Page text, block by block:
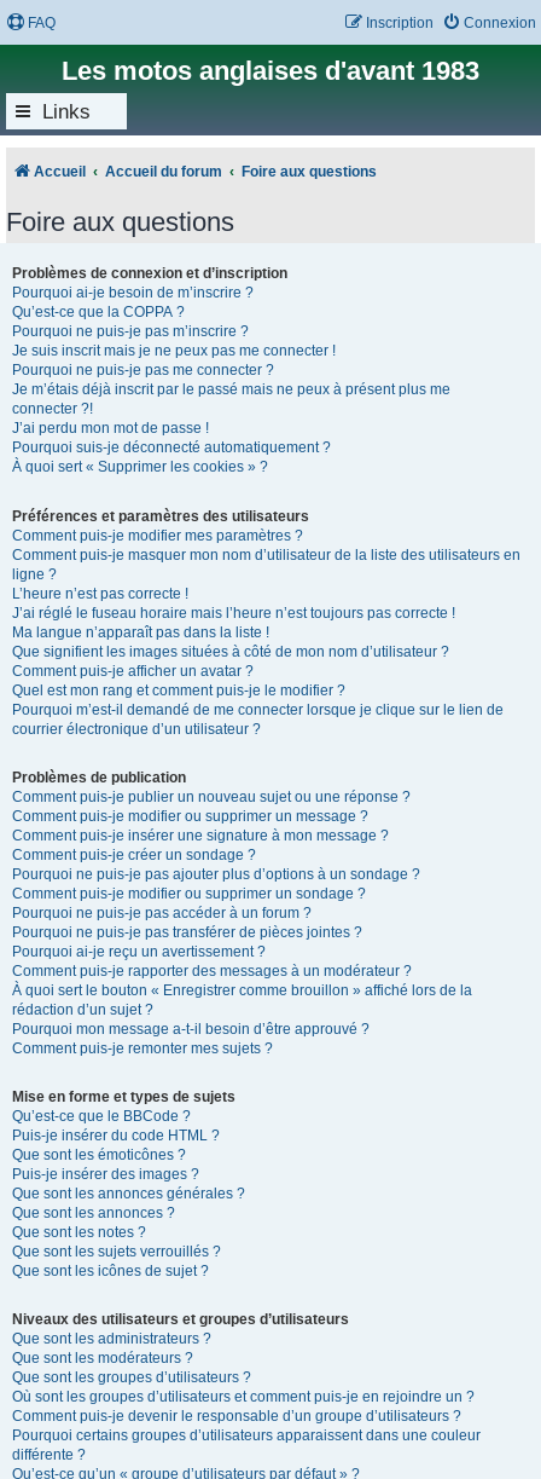
FAQ Connexion
Inscription
Les motos anglaises d'avant 1983
Links
Accueil Accueil du forum Foire aux questions
Foire aux questions
Problèmes de connexion et d’inscription
Pourquoi ai-je besoin de m’inscrire ?
Qu’est-ce que la COPPA ?
Pourquoi ne puis-je pas m’inscrire ?
Je suis inscrit mais je ne peux pas me connecter !
Pourquoi ne puis-je pas me connecter ?
Je m’étais déjà inscrit par le passé mais ne peux à présent plus me
connecter ?!
J’ai perdu mon mot de passe !
Pourquoi suis-je déconnecté automatiquement ?
À quoi sert « Supprimer les cookies » ?
Préférences et paramètres des utilisateurs
Comment puis-je modifier mes paramètres ?
Comment puis-je masquer mon nom d’utilisateur de la liste des utilisateurs en
ligne ?
L’heure n’est pas correcte !
J’ai réglé le fuseau horaire mais l’heure n’est toujours pas correcte !
Ma langue n’apparaît pas dans la liste !
Que signifient les images situées à côté de mon nom d’utilisateur ?
Comment puis-je afficher un avatar ?
Quel est mon rang et comment puis-je le modifier ?
Pourquoi m’est-il demandé de me connecter lorsque je clique sur le lien de
courrier électronique d’un utilisateur ?
Problèmes de publication
Comment puis-je publier un nouveau sujet ou une réponse ?
Comment puis-je modifier ou supprimer un message ?
Comment puis-je insérer une signature à mon message ?
Comment puis-je créer un sondage ?
Pourquoi ne puis-je pas ajouter plus d’options à un sondage ?
Comment puis-je modifier ou supprimer un sondage ?
Pourquoi ne puis-je pas accéder à un forum ?
Pourquoi ne puis-je pas transférer de pièces jointes ?
Pourquoi ai-je reçu un avertissement ?
Comment puis-je rapporter des messages à un modérateur ?
À quoi sert le bouton « Enregistrer comme brouillon » affiché lors de la
rédaction d’un sujet ?
Pourquoi mon message a-t-il besoin d’être approuvé ?
Comment puis-je remonter mes sujets ?
Mise en forme et types de sujets
Qu’est-ce que le BBCode ?
Puis-je insérer du code HTML ?
Que sont les émoticônes ?
Puis-je insérer des images ?
Que sont les annonces générales ?
Que sont les annonces ?
Que sont les notes ?
Que sont les sujets verrouillés ?
Que sont les icônes de sujet ?
Niveaux des utilisateurs et groupes d’utilisateurs
Que sont les administrateurs ?
Que sont les modérateurs ?
Que sont les groupes d’utilisateurs ?
Où sont les groupes d’utilisateurs et comment puis-je en rejoindre un ?
Comment puis-je devenir le responsable d’un groupe d’utilisateurs ?
Pourquoi certains groupes d’utilisateurs apparaissent dans une couleur
différente ?
Qu’est-ce qu’un « groupe d’utilisateurs par défaut » ?